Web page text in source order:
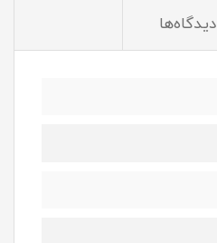
دیدگاه‌ها